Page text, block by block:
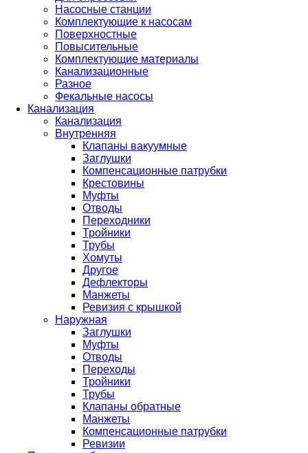
Насосные станции
Комплектующие к насосам
Поверхностные
Повысительные
Комплектующие материалы
Канализационные
Разное
Фекальные насосы
Канализация
Канализация
Внутренняя
Клапаны вакуумные
Заглушки
Компенсационные патрубки
Крестовины
Муфты
Отводы
Переходники
Тройники
Трубы
Хомуты
Другое
Дефлекторы
Манжеты
Ревизия с крышкой
Наружная
Заглушки
Муфты
Отводы
Переходы
Тройники
Трубы
Клапаны обратные
Манжеты
Компенсационные патрубки
Ревизии